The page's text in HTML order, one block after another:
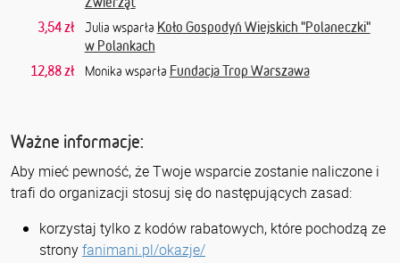
3,54 zł
Julia wsparła Koło Gospodyń Wiejskich "Polaneczki"
w Polankach
12,88 zł
Monika wsparła Fundacja Trop Warszawa
Ważne informacje:
Aby mieć pewność, że Twoje wsparcie zostanie naliczone i
trafi do organizacji stosuj się do następujących zasad:
korzystaj tylko z kodów rabatowych, które pochodzą ze
stronyfanimani.pl/okazje/